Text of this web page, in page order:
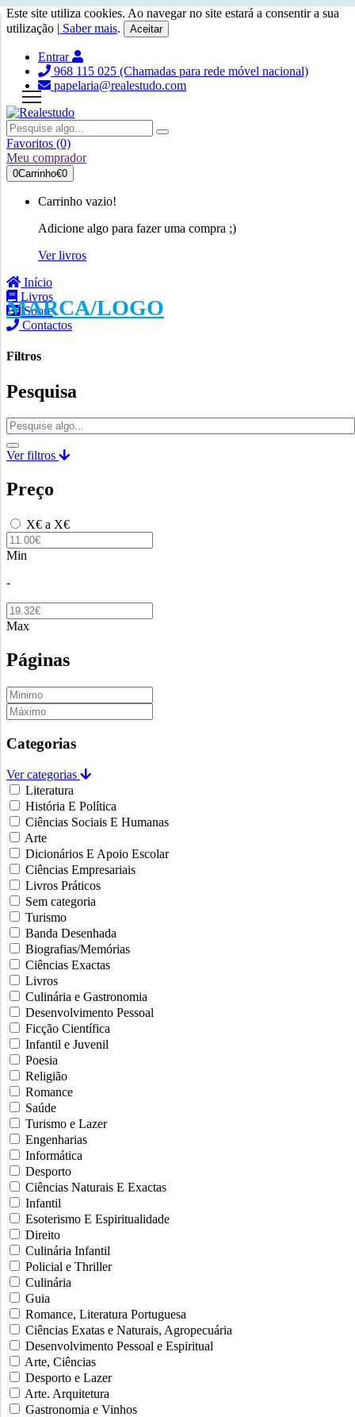
Este site utiliza cookies. Ao navegar no site estará a consentir a sua
utilização | Saber mais. Aceitar
Entrar
968 115 025 (Chamadas para rede móvel nacional)
papelaria@realestudo.com
Favoritos (0)
Meu comprador
0Carrinho€0
Carrinho vazio!
Adicione algo para fazer uma compra ;)
Ver livros
MARCA/LOGO
Início
Livros
Sobre
Contactos
Filtros
Pesquisa
Ver filtros
Preço
X€ a X€
Min
-
Max
Páginas
Categorias
Ver categorias
Literatura
História E Política
Ciências Sociais E Humanas
Arte
Dicionários E Apoio Escolar
Ciências Empresariais
Livros Práticos
Sem categoria
Turismo
Banda Desenhada
Biografias/Memórias
Ciências Exactas
Livros
Culinária e Gastronomia
Desenvolvimento Pessoal
Ficção Científica
Infantil e Juvenil
Poesia
Religião
Romance
Saúde
Turismo e Lazer
Engenharias
Informática
Desporto
Ciências Naturais E Exactas
Infantil
Esoterismo E Espiritualidade
Direito
Culinária Infantil
Policial e Thriller
Culinária
Guia
Romance, Literatura Portuguesa
Ciências Exatas e Naturais, Agropecuária
Desenvolvimento Pessoal e Espiritual
Arte, Ciências
Desporto e Lazer
Arte. Arquitetura
Gastronomia e Vinhos